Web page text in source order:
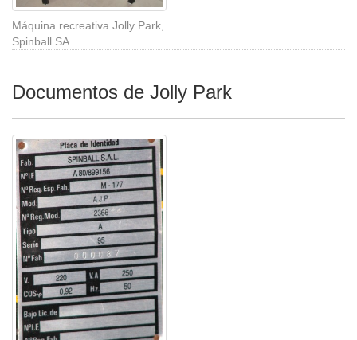
Máquina recreativa Jolly Park,
Spinball SA.
Documentos de Jolly Park